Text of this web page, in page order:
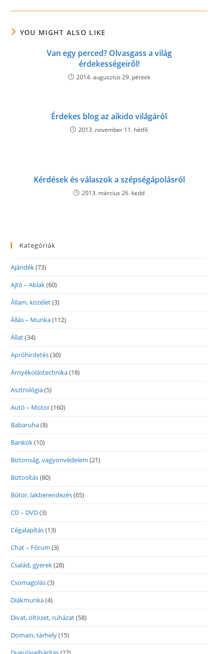
YOU MIGHT ALSO LIKE
Van egy perced? Olvasgass a világ
érdekességeiről!
2014. augusztus 29. péntek
Érdekes blog az aikido világáról
2013. november 11. hétfő
Kérdések és válaszok a szépségápolásról
2013. március 26. kedd
Kategóriák
Ajándék(73)
Ajtó – Ablak(60)
Állam, közélet(3)
Állás – Munka(112)
Állat(34)
Apróhirdetés(30)
Árnyékolástechnika(18)
Asztrológia(5)
Autó – Motor(160)
Babaruha(8)
Bankok(10)
Biztonság, vagyonvédelem (21)
Biztosítás(80)
Bútor, lakberendezés(65)
CD – DVD(3)
Cégalapítás(13)
Chat – Fórum (3)
Család, gyerek(28)
Csomagolás(3)
Diákmunka(4)
Divat, öltözet, ruházat(58)
Domain, tárhely(15)